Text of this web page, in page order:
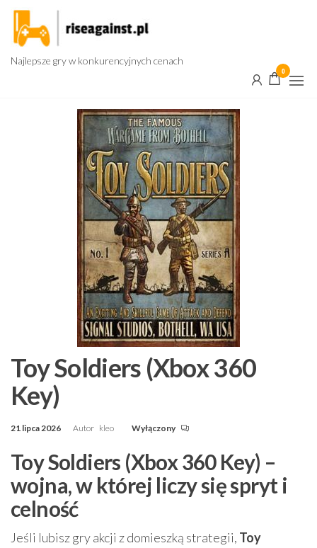
Przejdź
treści
Najlepsze gry w konkurencyjnych cenach
0
Toy Soldiers (Xbox 360
Key)
21 lipca 2026 Autor kleo Wyłączony
Toy Soldiers (Xbox 360 Key) –
wojna, w której liczy się spryt i
celność
Jeśli lubisz gry akcji z domieszką strategii, Toy